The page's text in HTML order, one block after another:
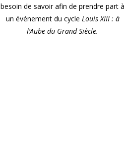
besoin de savoir afin de prendre part à
un événement du cycle Louis XIII : à
l’Aube du Grand Siècle.